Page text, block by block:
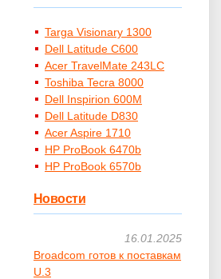
Targa Visionary 1300
Dell Latitude C600
Acer TravelMate 243LC
Toshiba Tecra 8000
Dell Inspirion 600M
Dell Latitude D830
Acer Aspire 1710
HP ProBook 6470b
HP ProBook 6570b
Новости
16.01.2025
Broadcom готов к поставкам
U.3